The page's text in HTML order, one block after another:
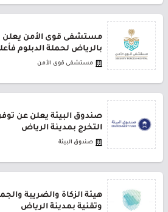
مستشفى قوى الأمن يعلن
بالرياض لحملة الدبلوم
مستشفى قوى الأمن
صندوق البيئة يعلن عن
التخرج بمدينة الرياض
صندوق البيئة
هيئة الزكاة والضريبة
وتقنية بمدينة الرياض